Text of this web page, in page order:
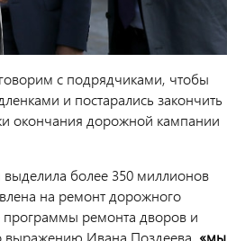
с подрядчиками, чтобы
и постарались закончить
окончания дорожной кампании
более 350 миллионов
на ремонт дорожного
программы ремонта дворов и
выражению Ивана Поздеева, «мы